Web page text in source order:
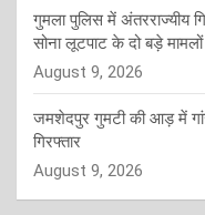
गुमला पुलिस में अंतरराज्यीय
सोना लूटपाट के दो बड़े
August 9, 2026
जमशेदपुर गुमटी की आड़ में
गिरफ्तार
August 9, 2026